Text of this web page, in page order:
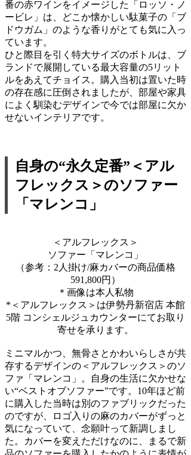
番の赤ワインをイメージした「ロッソ・ノ
ービレ」は、どこか懐かしい駄菓子の「ブ
ドウガム」のような香りがとても気に入っ
ています。
ひと際目を引く特大サイズのボトルは、ブ
ランドで展開している最大容量の5リット
ルをあえてチョイス。購入当初は置いた時
の存在感に圧倒されましたが、部屋や家具
によく馴染むデザインで今では部屋に欠か
せないインテリアです。
自身の“永久定番”＜アル
フレックス＞のソファー
「マレンコ」
＜アルフレックス＞
ソファー「マレンコ」
（参考：2人掛け/麻カバーの商品価格
591,800円）
＊画像は本人私物
*＜アルフレックス＞は伊勢丹新宿店 本館
5階 コンシェルジュカウンターにてお取り
寄せを承ります。
ミニマルかつ、無骨さとかわいらしさが共
存するデザインの＜アルフレックス＞のソ
ファ「マレンコ」。自身の生活に欠かせな
い“ベストオブソファー”です。10年ほど前
に購入した当時は別のファブリックだった
のですが、ロゴ入りの麻のカバーがずっと
気になっていて、念願叶って新調しまし
た。カバーを変えただけなのに、まるで新